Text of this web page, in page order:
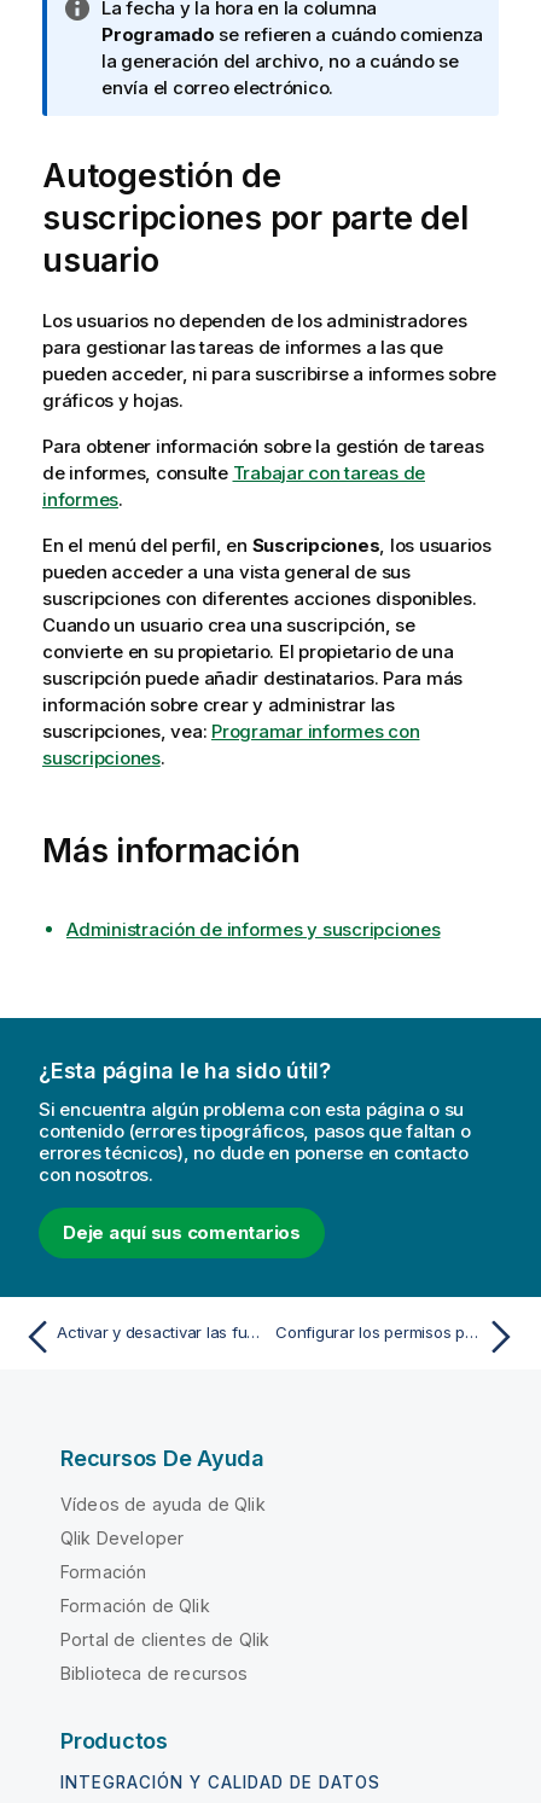
N
o
t
a
f
o
r
a
i
v
a
La fecha y la hora en la columna
Programado se refieren a cuándo comienza
la generación del archivo, no a cuándo se
envía el correo electrónico.
Autogestión de
suscripciones por parte del
usuario
Los usuarios no dependen de los administradores
para gestionar las tareas de informes a las que
pueden acceder, ni para suscribirse a informes sobre
gráficos y hojas.
Para obtener información sobre la gestión de tareas
de informes, consulte Trabajar con tareas de
informes.
En el menú del perfil, en Suscripciones, los usuarios
pueden acceder a una vista general de sus
suscripciones con diferentes acciones disponibles.
Cuando un usuario crea una suscripción, se
convierte en su propietario. El propietario de una
suscripción puede añadir destinatarios. Para más
información sobre crear y administrar las
suscripciones, vea: Programar informes con
suscripciones.
Más información
Administración de informes y suscripciones
¿Esta página le ha sido útil?
Si encuentra algún problema con esta página o su
contenido (errores tipográficos, pasos que faltan o
errores técnicos), no dude en ponerse en contacto
con nosotros.
Deje aquí sus comentarios
Activar y desactivar las funciones de informes, suscripciones y el uso compartido Configurar los permisos para las funciones de medición de informes
Recursos De Ayuda
Vídeos de ayuda de Qlik
Qlik Developer
Formación
Formación de Qlik
Portal de clientes de Qlik
Biblioteca de recursos
Productos
INTEGRACIÓN Y CALIDAD DE DATOS